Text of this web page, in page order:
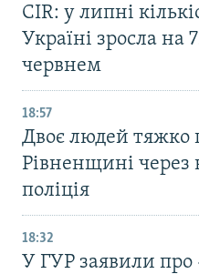
CIR: у липні
Україні зросла на
червнем
18:57
Двоє людей тяжко
Рівненщині через
поліція
18:32
У ГУР заявили